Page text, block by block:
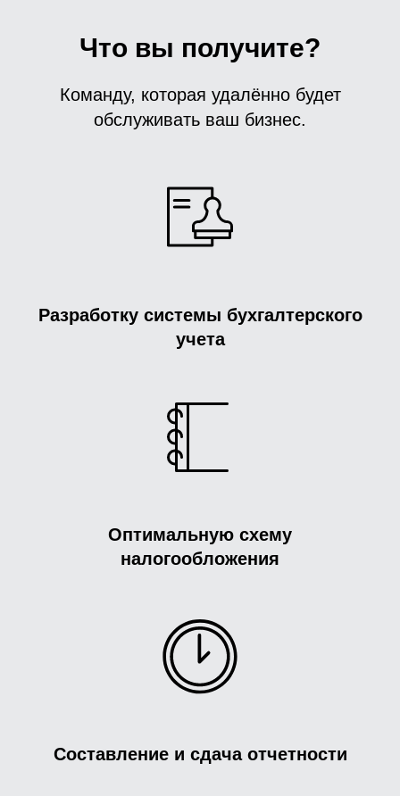
Что вы получите?
Команду, которая удалённо будет
обслуживать ваш бизнес.
Разработку системы бухгалтерского
учета
Оптимальную схему
налогообложения
Составление и сдача отчетности